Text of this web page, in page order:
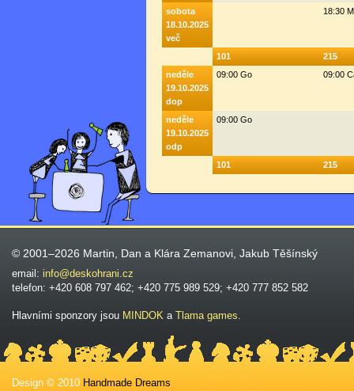
sobota
18.10.2025
več
18:30
101
215
neděle
19.10.2025
dop
09:00 Go 09:00
neděle
19.10.2025
odp
09:00 Go
101 215
© 2001–2026 Martin, Dan a Klára Zemanovi, Jakub Těšínský
email: info@deskohrani.cz
telefon: +420 608 797 462; +420 775 989 529; +420 777 852 582
Hlavními sponzory jsou MINDOK a Tlama games.
Design © 2010 Handmade Dreams